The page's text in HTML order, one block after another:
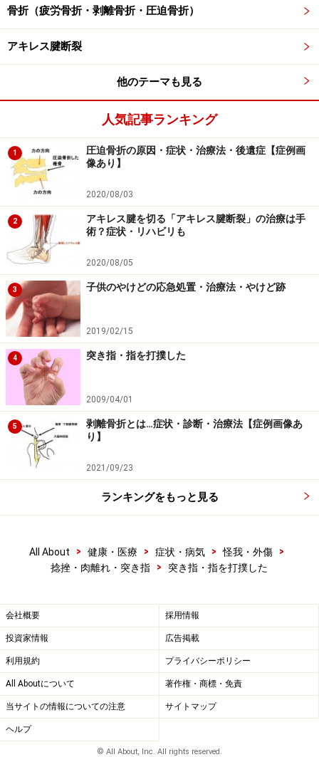
骨折（疲労骨折・剥離骨折・圧迫骨折）
アキレス腱断裂
他のテーマも見る
人気記事ランキング
1
圧迫骨折の原因・症状・治療法・後遺症【症例画
像あり】
2020/08/03
2
アキレス腱を切る「アキレス腱断裂」の治療は手
術？症状・リハビリも
2020/08/05
3 子供のやけどの応急処置・治療法・やけど跡
2019/02/15
4 突き指・指を打撲した
2009/04/01
5
剥離骨折とは…症状・診断・治療法【症例画像あ
り】
2021/09/23
ランキングをもっと見る
All About > 健康・医療 > 症状・病気 > 怪我・外傷
>
捻挫・肉離れ・突き指
> 突き指・指を打撲した
会社概要 採用情報
投資家情報 広告掲載
利用規約 プライバシーポリシー
All Aboutについて 著作権・商標・免責
当サイトの情報についての注意 サイトマップ
ヘルプ
© All About, Inc. All rights reserved.